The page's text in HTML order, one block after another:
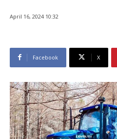
April 16, 2024 10:32
Facebook X